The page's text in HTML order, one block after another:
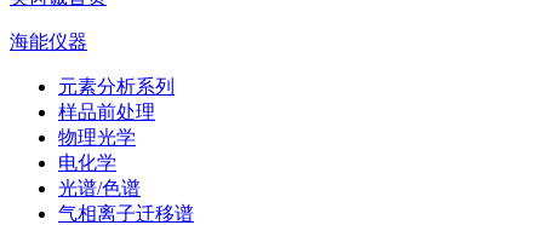
海能仪器
元素分析系列
样品前处理
物理光学
电化学
光谱/色谱
气相离子迁移谱